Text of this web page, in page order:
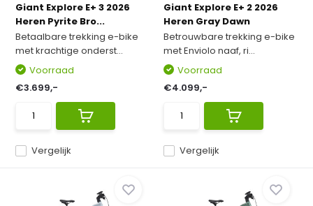
Giant Explore E+ 3 2026
Heren Pyrite Bro...
Betaalbare trekking e-bike
met krachtige onderst...
Vergelijk
Voorraad
€3.699,-
Giant Explore E+ 2 2026
Heren Gray Dawn
Betrouwbare trekking e-bike
met Enviolo naaf, ri...
Vergelijk
Voorraad
€4.099,-